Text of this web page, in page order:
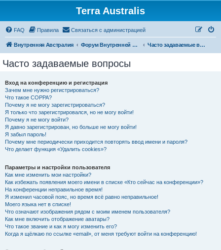
Terra Australis
FAQ Правила Связаться с администрацией
Внутренняя Австралия Форум Внутренней Австралии Часто задаваемые вопросы
Часто задаваемые вопросы
Вход на конференцию и регистрация
Зачем мне нужно регистрироваться?
Что такое COPPA?
Почему я не могу зарегистрироваться?
Я только что зарегистрировался, но не могу войти!
Почему я не могу войти?
Я давно зарегистрирован, но больше не могу войти!
Я забыл пароль!
Почему мне периодически приходится повторять ввод имени и пароля?
Что делает функция «Удалить cookies»?
Параметры и настройки пользователя
Как мне изменить мои настройки?
Как избежать появления моего имени в списке «Кто сейчас на конференции»?
На конференции неправильное время!
Я изменил часовой пояс, но время всё равно неправильное!
Моего языка нет в списке!
Что означают изображения рядом с моим именем пользователя?
Как мне включить отображение аватары?
Что такое звание и как я могу изменить его?
Когда я щёлкаю по ссылке «email», от меня требуют войти на конференцию!